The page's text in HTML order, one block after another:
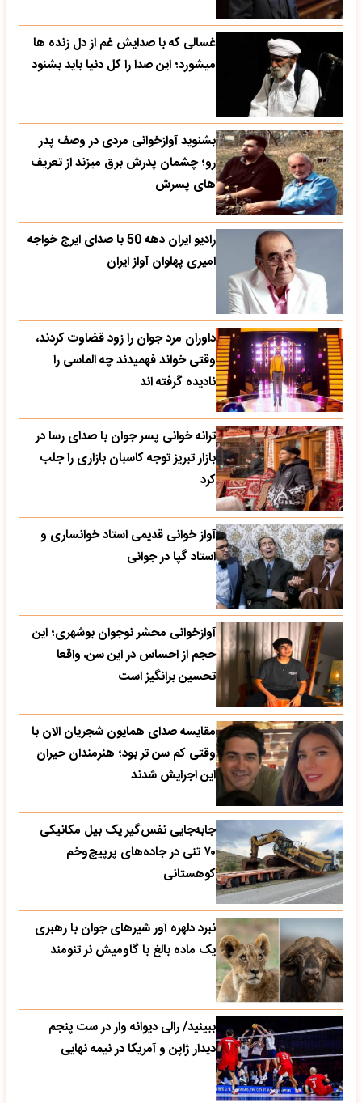
غسالی که با صدایش غم از دل زنده ها
میشورد؛ این صدا را کل دنیا باید بشنود
بشنوید آوازخوانی مردی در وصف پدر
رو؛ چشمان پدرش برق میزند از تعریف
های پسرش
رادیو ایران دهه 50 با صدای ایرج خواجه
امیری پهلوان آواز ایران
داوران مرد جوان را زود قضاوت کردند،
وقتی خواند فهمیدند چه الماسی را
نادیده گرفته اند
ترانه خوانی پسر جوان با صدای رسا در
بازار تبریز توجه کاسبان بازاری را جلب
کرد
آواز خوانی قدیمی استاد خوانساری و
استاد گپا در جوانی
آوازخوانی محشر نوجوان بوشهری؛ این
حجم از احساس در این سن، واقعا
تحسین‌ برانگیز است
مقایسه صدای همایون شجریان الان با
وقتی کم سن تر بود؛ هنرمندان حیران
این اجرایش شدند
جابه‌جایی نفس‌گیر یک بیل مکانیکی
۷۰ تنی در جاده‌های پرپیچ‌وخم
کوهستانی
نبرد دلهره آور شیرهای جوان با رهبری
یک ماده بالغ با گاومیش نر تنومند
ببینید/ رالی دیوانه وار در ست پنجم
دیدار ژاپن و آمریکا در نیمه نهایی